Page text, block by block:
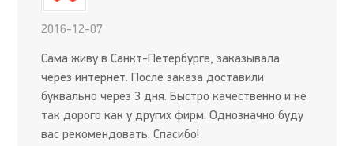
2016-12-07
Сама живу в Санкт-Петербурге, заказывала
через интернет. После заказа доставили
буквально через 3 дня. Быстро качественно и не
так дорого как у других фирм. Однозначно буду
вас рекомендовать. Спасибо!